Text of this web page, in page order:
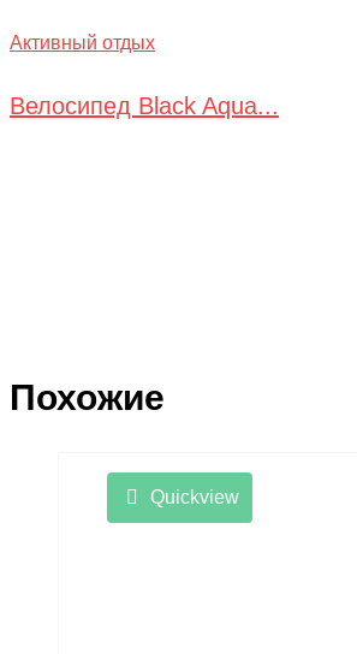
Активный отдых
Велосипед Black Aqua...
Похожие
Quickview